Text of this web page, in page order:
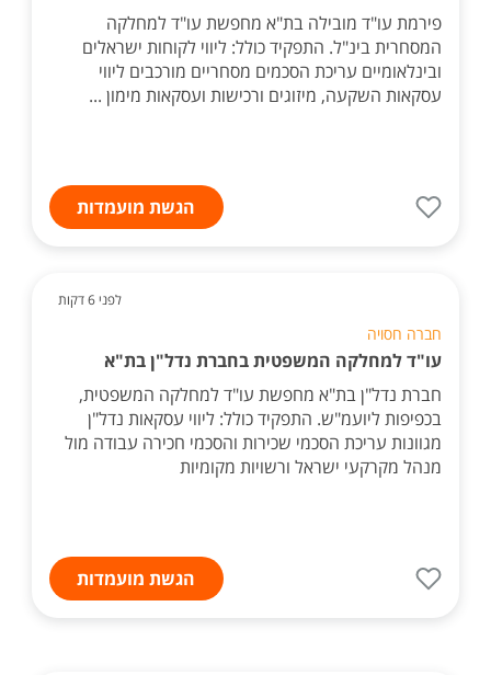
פירמת עו"ד מובילה בת"א מחפשת עו"ד למחלקה
המסחרית בינ"ל. התפקיד כולל: ליווי לקוחות ישראלים
ובינלאומיים עריכת הסכמים מסחריים מורכבים ליווי
עסקאות השקעה, מיזוגים ורכישות ועסקאות מימון ...
הגשת מועמדות
לפני 6 דקות
חברה חסויה
עו"ד למחלקה המשפטית בחברת נדל"ן בת"א
חברת נדל"ן בת"א מחפשת עו"ד למחלקה המשפטית,
בכפיפות ליועמ"ש. התפקיד כולל: ליווי עסקאות נדל"ן
מגוונות עריכת הסכמי שכירות והסכמי חכירה עבודה מול
מנהל מקרקעי ישראל ורשויות מקומיות
הגשת מועמדות